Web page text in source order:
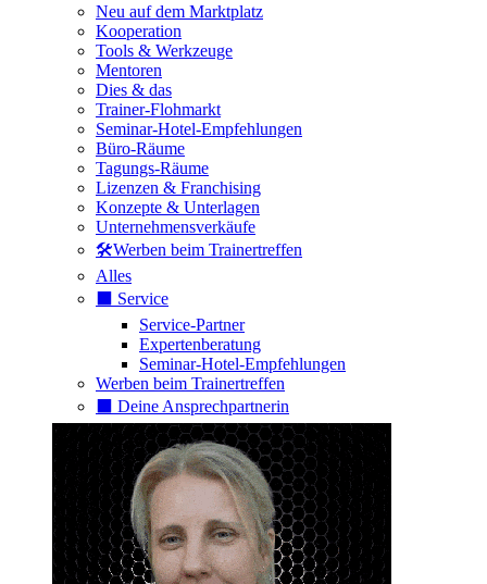
Neu auf dem Marktplatz
Kooperation
Tools & Werkzeuge
Mentoren
Dies & das
Trainer-Flohmarkt
Seminar-Hotel-Empfehlungen
Büro-Räume
Tagungs-Räume
Lizenzen & Franchising
Konzepte & Unterlagen
Unternehmensverkäufe
🛠️Werben beim Trainertreffen
Alles
⬛️ Service
Service-Partner
Expertenberatung
Seminar-Hotel-Empfehlungen
Werben beim Trainertreffen
⬛️ Deine Ansprechpartnerin